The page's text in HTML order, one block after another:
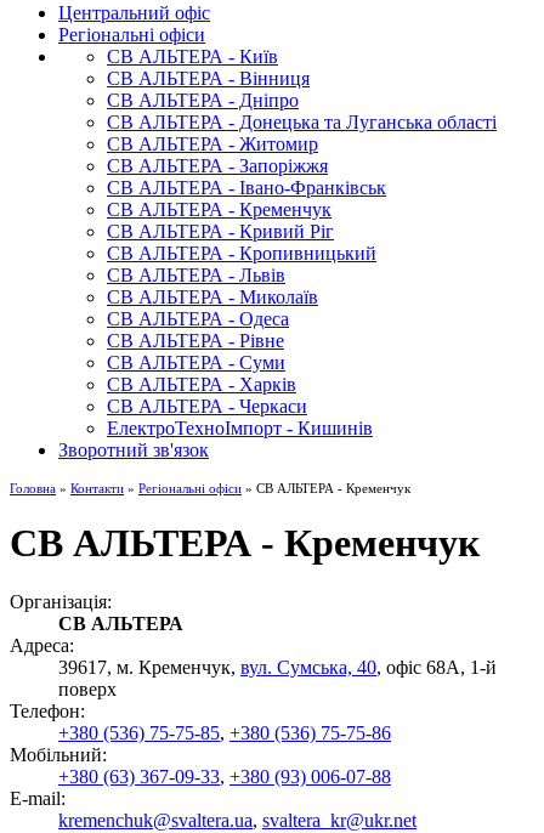
Центральний офіс
Регіональні офіси
СВ АЛЬТЕРА - Київ
СВ АЛЬТЕРА - Вінниця
СВ АЛЬТЕРА - Дніпро
СВ АЛЬТЕРА - Донецька та Луганська області
СВ АЛЬТЕРА - Житомир
СВ АЛЬТЕРА - Запоріжжя
СВ АЛЬТЕРА - Івано-Франківськ
СВ АЛЬТЕРА - Кременчук
СВ АЛЬТЕРА - Кривий Ріг
СВ АЛЬТЕРА - Кропивницький
СВ АЛЬТЕРА - Львів
СВ АЛЬТЕРА - Миколаїв
СВ АЛЬТЕРА - Одеса
СВ АЛЬТЕРА - Рівне
СВ АЛЬТЕРА - Суми
СВ АЛЬТЕРА - Харків
СВ АЛЬТЕРА - Черкаси
ЕлектроТехноІмпорт - Кишинів
Зворотний зв'язок
Головна » Контакти » Регіональні офіси » СВ АЛЬТЕРА - Кременчук
СВ АЛЬТЕРА - Кременчук
Організація:
СВ АЛЬТЕРА
Адреса:
39617, м. Кременчук, вул. Сумська, 40, офіс 68А, 1-й
поверх
Телефон:
+380 (536) 75-75-85, +380 (536) 75-75-86
Мобільний:
+380 (63) 367-09-33, +380 (93) 006-07-88
E-mail:
kremenchuk@svaltera.ua, svaltera_kr@ukr.net